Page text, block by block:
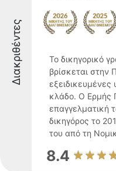
Διακριθέντες
Το δικηγορικό
βρίσκεται στην
εξειδικευμένες
κλάδο. Ο Ερμής
επαγγελματική
δικηγόρος το
του από τη
8.4